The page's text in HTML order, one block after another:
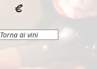
€
Torna ai vini